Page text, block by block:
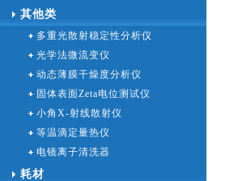
其他类
多重光散射稳定性分析仪
光学法微流变仪
动态薄膜干燥度分析仪
固体表面Zeta电位测试仪
小角X-射线散射仪
等温滴定量热仪
电镜离子清洗器
耗材